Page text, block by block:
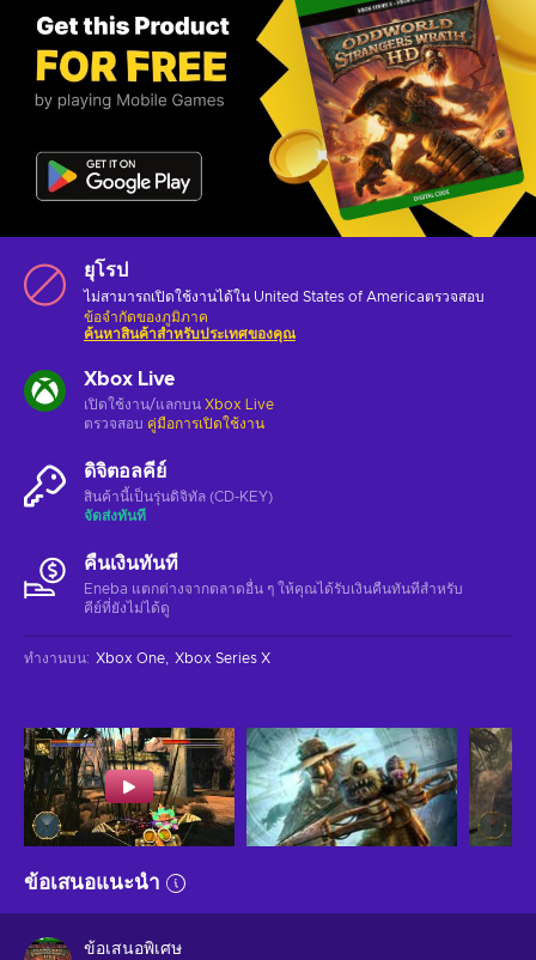
ยุโรป
ไม่สามารถเปิดใช้งานได้ใน United States of Americaตรวจสอบ
ข้อจำกัดของภูมิภาค
ค้นหาสินค้าสำหรับประเทศของคุณ
Xbox Live
เปิดใช้งาน/แลกบน Xbox Live
ตรวจสอบ คู่มือการเปิดใช้งาน
ดิจิตอลคีย์
สินค้านี้เป็นรุ่นดิจิทัล (CD-KEY)
จัดส่งทันที
คืนเงินทันที
Eneba แตกต่างจากตลาดอื่น ๆ ให้คุณได้รับเงินคืนทันทีสําหรับ
คีย์ที่ยังไม่ได้ดู
ทำงานบน: Xbox One Xbox Series X
ข้อเสนอแนะนำ
ข้อเสนอพิเศษ